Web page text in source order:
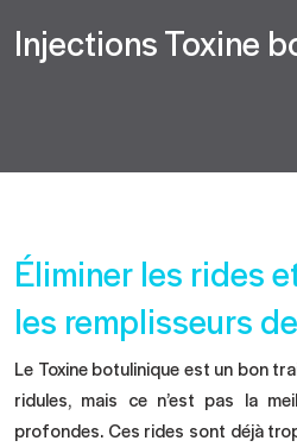
Injections Toxine
Éliminer les rides
les remplisseurs
Le Toxine botulinique est un bon
ridules, mais ce n’est pas la
profondes. Ces rides sont déjà